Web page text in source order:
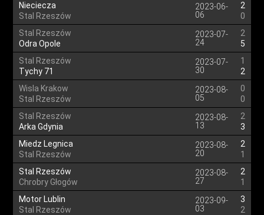
Nieciecza
Stal Rzeszów
2023-06-
06
2
0
Stal Rzeszów
Odra Opole
2023-07-
24
2
5
Stal Rzeszów
Tychy 71
2023-07-
30
1
2
Wisla Krakow
Stal Rzeszów
2023-08-
05
0
0
Stal Rzeszów
Arka Gdynia
2023-08-
13
2
3
Miedz Legnica
Stal Rzeszów
2023-08-
20
2
1
Stal Rzeszów
Chrobry Głogów
2023-08-
27
2
1
Motor Lublin
Stal Rzeszów
2023-09-
03
3
2